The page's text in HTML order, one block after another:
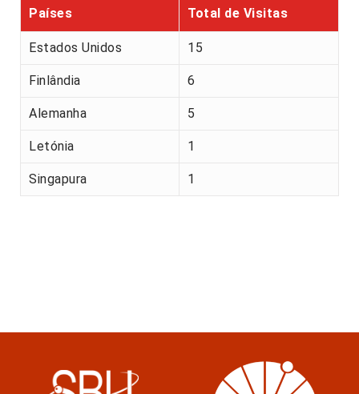
Países
Total de Visitas
Estados Unidos 15
Finlândia 6
Alemanha 5
Letónia 1
Singapura 1